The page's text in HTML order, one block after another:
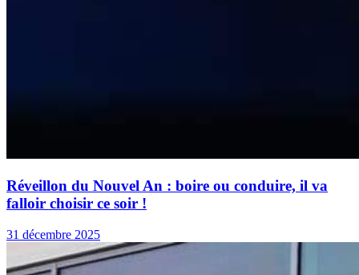
Réveillon du Nouvel An : boire ou conduire, il va
falloir choisir ce soir !
31 décembre 2025